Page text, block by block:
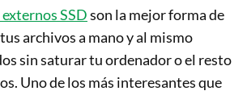
SSDson la mejor forma de
archivos a mano y al mismo
sin saturar tu ordenador o el resto
Uno de los más interesantes que